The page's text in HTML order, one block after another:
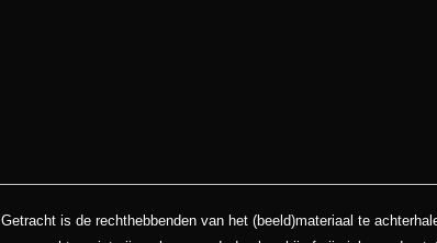
Getracht is de rechthebbenden van het (beeld)materiaal te